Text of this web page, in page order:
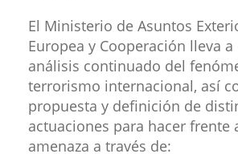
El Ministerio de Asuntos
Europea y Cooperación lleva
análisis continuado del
terrorismo internacional, así
propuesta y definición de
actuaciones para hacer frente
amenaza a través de: